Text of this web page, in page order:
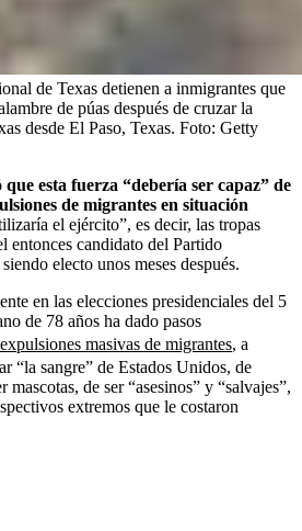
de Texas detienen a inmigrantes que
de púas después de cruzar la
desde El Paso, Texas. Foto: Getty
esta fuerza “debería ser capaz” de
de migrantes en situación
el ejército”, es decir, las tropas
entonces candidato del Partido
electo unos meses después.
en las elecciones presidenciales del 5
de 78 años ha dado pasos
expulsiones masivas de migrantes, a
“la sangre” de Estados Unidos, de
mascotas, de ser “asesinos” y “salvajes”,
extremos que le costaron